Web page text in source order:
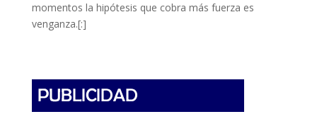
momentos la hipótesis que cobra más fuerza es
venganza.[:]